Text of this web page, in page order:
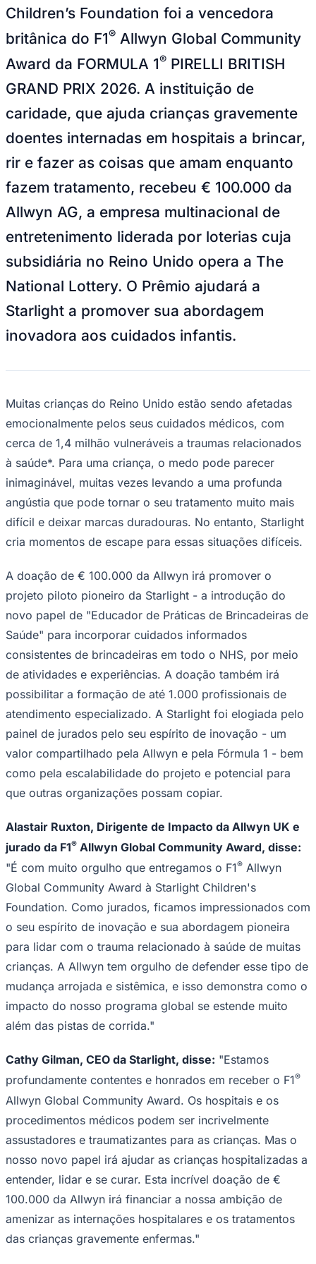
Publicidade Legal
NBA
NFL
Fórmula 1
UFC
Tênis (ATP)
NHL
Atletismo
Vôlei
Brasileirão Série B
Paulistão
Copa do Brasil
Sul-Americana
Champions League
La Liga
Mundial 2026
Corinthians
Palmeiras
Children’s Foundation foi a vencedora
britânica do F1® Allwyn Global Community
Award da FORMULA 1® PIRELLI BRITISH
GRAND PRIX 2026. A instituição de
caridade, que ajuda crianças gravemente
doentes internadas em hospitais a brincar,
rir e fazer as coisas que amam enquanto
fazem tratamento, recebeu € 100.000 da
Allwyn AG, a empresa multinacional de
entretenimento liderada por loterias cuja
subsidiária no Reino Unido opera a The
National Lottery. O Prêmio ajudará a
Starlight a promover sua abordagem
inovadora aos cuidados infantis.
Muitas crianças do Reino Unido estão sendo afetadas
emocionalmente pelos seus cuidados médicos, com
cerca de 1,4 milhão vulneráveis a traumas relacionados
à saúde*. Para uma criança, o medo pode parecer
inimaginável, muitas vezes levando a uma profunda
angústia que pode tornar o seu tratamento muito mais
difícil e deixar marcas duradouras. No entanto, Starlight
cria momentos de escape para essas situações difíceis.
A doação de € 100.000 da Allwyn irá promover o
projeto piloto pioneiro da Starlight - a introdução do
novo papel de "Educador de Práticas de Brincadeiras de
Saúde" para incorporar cuidados informados
consistentes de brincadeiras em todo o NHS, por meio
de atividades e experiências. A doação também irá
possibilitar a formação de até 1.000 profissionais de
atendimento especializado. A Starlight foi elogiada pelo
painel de jurados pelo seu espírito de inovação - um
valor compartilhado pela Allwyn e pela Fórmula 1 - bem
como pela escalabilidade do projeto e potencial para
que outras organizações possam copiar.
Alastair Ruxton, Dirigente de Impacto da Allwyn UK e
jurado da F1® Allwyn Global Community Award, disse:
"É com muito orgulho que entregamos o F1® Allwyn
Global Community Award à Starlight Children's
Foundation. Como jurados, ficamos impressionados com
o seu espírito de inovação e sua abordagem pioneira
para lidar com o trauma relacionado à saúde de muitas
crianças. A Allwyn tem orgulho de defender esse tipo de
mudança arrojada e sistêmica, e isso demonstra como o
impacto do nosso programa global se estende muito
além das pistas de corrida."
Cathy Gilman, CEO da Starlight, disse: "Estamos
profundamente contentes e honrados em receber o F1®
Allwyn Global Community Award. Os hospitais e os
procedimentos médicos podem ser incrivelmente
assustadores e traumatizantes para as crianças. Mas o
nosso novo papel irá ajudar as crianças hospitalizadas a
entender, lidar e se curar. Esta incrível doação de €
100.000 da Allwyn irá financiar a nossa ambição de
amenizar as internações hospitalares e os tratamentos
das crianças gravemente enfermas."